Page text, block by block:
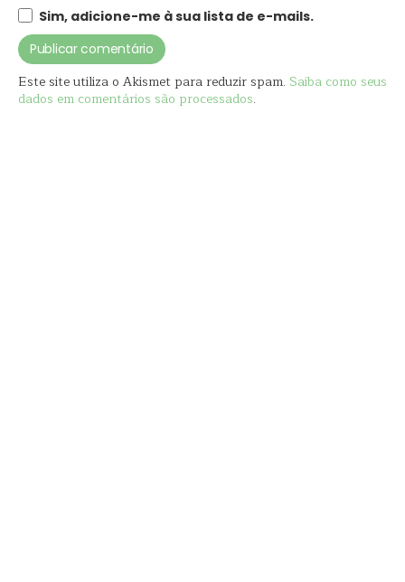
Sim, adicione-me à sua lista de e-mails.
Este site utiliza o Akismet para reduzir spam. Saiba como seus
dados em comentários são processados.